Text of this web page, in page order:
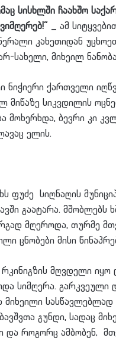
სისხლში ჩაახშო
_ ამ
კახეთიდან
სახელი, მიხეილ
ნიჭიერი ქართველი
სიკვდილის
მოხერხდა, ბევრი კი
ელის.
ფუძე სიღნაღის
გაატარა. მშობლებს
მღეროდა, თურმე
ცნობები მისი
მღვდელი იყო
სიმღერა. გარკვეული
სასწავლებლად
გუნდი, სადაც
და როგორც ამბობენ,